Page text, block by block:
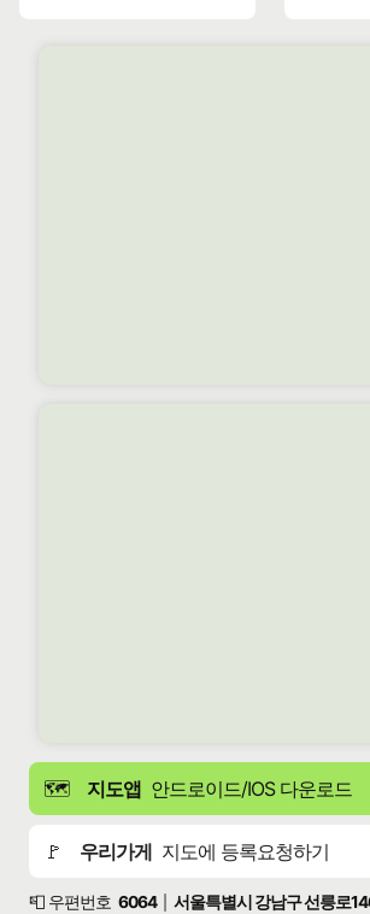
🗺️ 지도앱 안드로이드/IOS 다운로드
🚩 우리가게 지도에 등록요청하기
📮 우편번호 6064
서울특별시 강남구 선릉로